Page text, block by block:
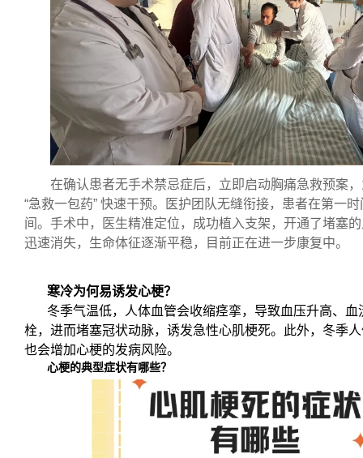
在确认患者无手术禁忌症后，立即启动胸痛急救预案
“急救一包药” 快速干预。医护团队无缝衔接，患者在第一
间。手术中，医生精准定位，成功植入支架，开通了堵塞
迅速消失，生命体征逐渐平稳，目前正在进一步康复中。
寒冷为何易诱发心梗？
冬季气温低，人体血管会收缩痉挛，导致血压升高、
栓，进而堵塞冠状动脉，诱发急性心肌梗死。此外，冬季
也会增加心梗的发病风险。
心梗的典型症状有哪些？